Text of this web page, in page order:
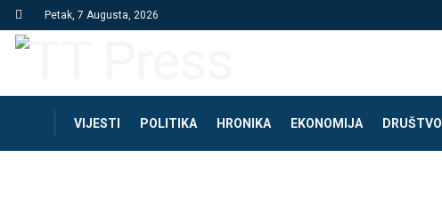
Petak, 7 Augusta, 2026
VIJESTI POLITIKA HRONIKA EKONOMIJA DRUŠTVO